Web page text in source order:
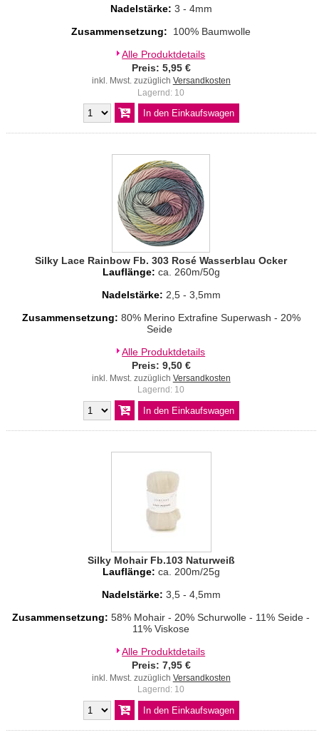
Nadelstärke: 3 - 4mm
Zusammensetzung:
100% Baumwolle
Alle Produktdetails
Preis: 5,95 €
inkl. Mwst. zuzüglich Versandkosten
Lagernd: 10
Silky Lace Rainbow Fb. 303 Rosé Wasserblau Ocker
Lauflänge: ca. 260m/50g
Nadelstärke: 2,5 - 3,5mm
Zusammensetzung: 80% Merino Extrafine Superwash - 20%
Seide
Alle Produktdetails
Preis: 9,50 €
inkl. Mwst. zuzüglich Versandkosten
Lagernd: 10
Silky Mohair Fb.103 Naturweiß
Lauflänge: ca. 200m/25g
Nadelstärke: 3,5 - 4,5mm
Zusammensetzung:58% Mohair - 20% Schurwolle - 11% Seide -
11% Viskose
Alle Produktdetails
Preis: 7,95 €
inkl. Mwst. zuzüglich Versandkosten
Lagernd: 10